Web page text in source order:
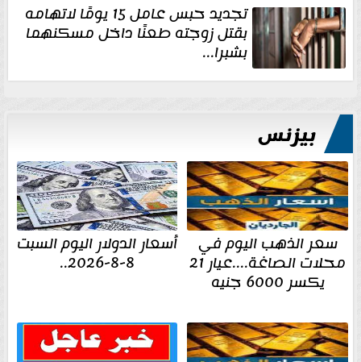
تجديد حبس عامل 15 يومًا لاتهامه
بقتل زوجته طعنًا داخل مسكنهما
بشبرا...
بيزنس
سعر الذهب اليوم في
محلات الصاغة....عيار 21
يكسر 6000 جنيه
أسعار الدولار اليوم السبت
8-8-2026..